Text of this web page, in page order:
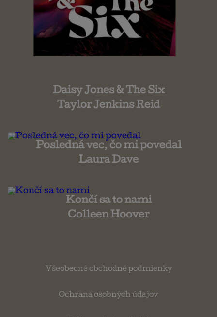
Daisy Jones & The Six
Taylor Jenkins Reid
Posledná vec, čo mi povedal
Laura Dave
Končí sa to nami
Colleen Hoover
Všeobecné obchodné podmienky
Ochrana osobných údajov